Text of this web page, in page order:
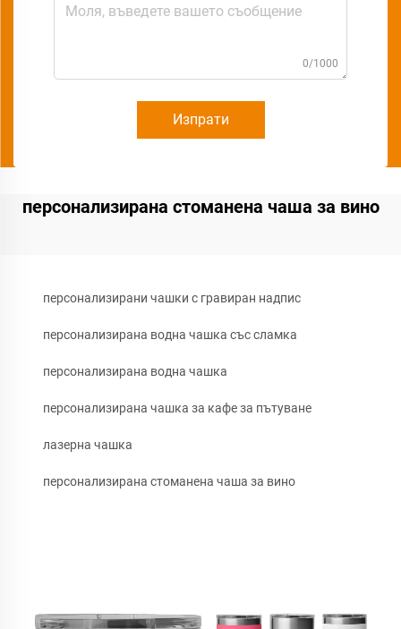
0/1000
Изпрати
персонализирана стоманена чаша за вино
персонализирани чашки с гравиран надпис
персонализирана водна чашка със сламка
персонализирана водна чашка
персонализирана чашка за кафе за пътуване
лазерна чашка
персонализирана стоманена чаша за вино